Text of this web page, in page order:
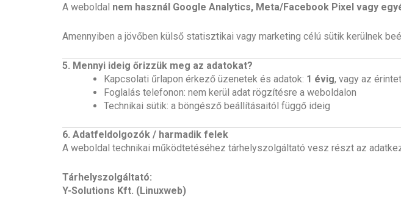
A weboldal nem használ Google Analytics, Meta/Facebook Pixel vagy
Amennyiben a jövőben külső statisztikai vagy marketing célú sütik kerülnek
5. Mennyi ideig őrizzük meg az adatokat?
Kapcsolati űrlapon érkező üzenetek és adatok: 1 évig, vagy az
Foglalás telefonon: nem kerül adat rögzítésre a weboldalon
Technikai sütik: a böngésző beállításaitól függő ideig
6. Adatfeldolgozók / harmadik felek
A weboldal technikai működtetéséhez tárhelyszolgáltató vesz részt az
Tárhelyszolgáltató:
Y-Solutions Kft. (Linuxweb)